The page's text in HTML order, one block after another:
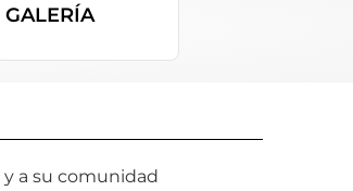
GALERÍA
y a su comunidad